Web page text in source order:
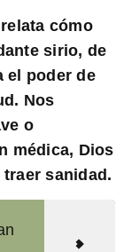
cómo
sirio, de
el poder de
Nos
o
médica, Dios
sanidad.